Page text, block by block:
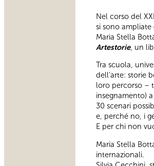
Nel corso del
si sono
Maria Stella
Artestorie, un
Tra scuola,
dell’arte: storie
loro percorso –
insegnamento)
30 scenari
e, perché no, i
E per chi non
Maria Stella
internazionali.